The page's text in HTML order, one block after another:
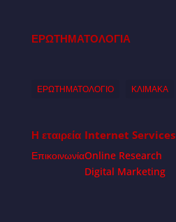
ΕΡΩΤΗΜΑΤΟΛΟΓΙΑ
ΕΡΩΤΗΜΑΤΟΛΟΓΙΟ ΚΛΙΜΑΚΑ
Η εταιρεία
Επικοινωνία
Internet Services
Online Research
Digital Marketing